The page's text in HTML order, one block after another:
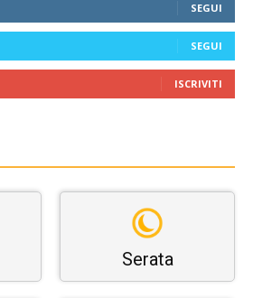
SEGUI
SEGUI
ISCRIVITI
Serata